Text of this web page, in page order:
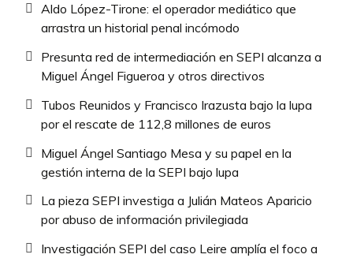
Aldo López-Tirone: el operador mediático que
arrastra un historial penal incómodo
Presunta red de intermediación en SEPI alcanza a
Miguel Ángel Figueroa y otros directivos
Tubos Reunidos y Francisco Irazusta bajo la lupa
por el rescate de 112,8 millones de euros
Miguel Ángel Santiago Mesa y su papel en la
gestión interna de la SEPI bajo lupa
La pieza SEPI investiga a Julián Mateos Aparicio
por abuso de información privilegiada
Investigación SEPI del caso Leire amplía el foco a